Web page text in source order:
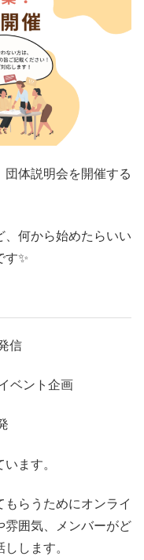
団体説明会を開催する
、何から始めたらいい
す✨
信
ベント企画
ます。
らうためにオンライ
雰囲気、メンバーがど
します。